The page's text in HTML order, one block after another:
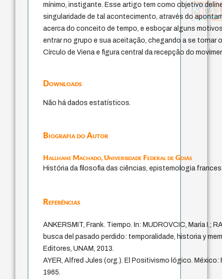
mínimo, instigante. Esse artigo tem como objetivo
singularidade de tal acontecimento, através do
acerca do conceito de tempo, e esboçar alguns
entrar no grupo e sua aceitação, chegando a se tornar
Círculo de Viena e figura central da recepção do
Downloads
Não há dados estatísticos.
Biografia do Autor
Hallhane Machado,Universidade Federal de Goiás
História da filosofia das ciências, epistemologia
Referências
ANKERSMIT, Frank. Tiempo. In: MUDROVCIC, María I.;
busca del pasado perdido: temporalidade, historia y
Editores, UNAM, 2013.
AYER, Alfred Jules (org.). El Positivismo lógico.
1965.
fundamentalismo
jacobi protágoras
experiência temporalmetafísica do tempo
género
idade
intolerância history of philosophy
homem-medida
filosofia brasileira
j.c.m. neto
palavra perdón
leyes
violencia
guayaquil
logos
pedagogia
lei
acquaintance
pensamento singular desejo
sacrifício
bataille mind
animais
realidad